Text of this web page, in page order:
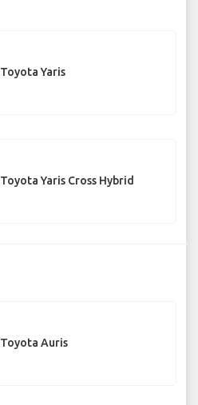
Toyota Yaris
Toyota Yaris Cross Hybrid
Toyota Auris